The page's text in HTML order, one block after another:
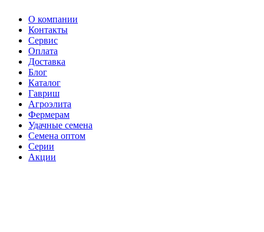
О компании
Контакты
Сервис
Оплата
Доставка
Блог
Каталог
Гавриш
Агроэлита
Фермерам
Удачные семена
Семена оптом
Серии
Акции